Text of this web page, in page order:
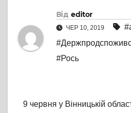
Від editor
ЧЕР 10, 2019
#Рось
9 червня у Вінницькій